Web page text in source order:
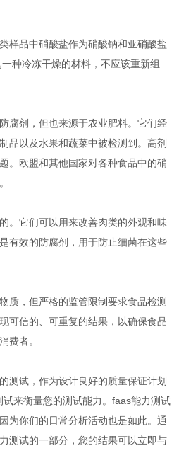
样品中硝酸盐作为硝酸钠和亚硝酸盐
种冷冻干燥的材料，不应该重新组
腐剂，但也来源于农业肥料。它们经
品以及水果和蔬菜中被检测到。高剂
。欧盟和其他国家对各种食品中的硝
。它们可以用来改善肉类的外观和味
有效的防腐剂，用于防止细菌在这些
质，但严格的监管限制要求食品检测
可信的、可重复的结果，以确保食品
费者。
测试，作为设计良好的质量保证计划
来衡量您的测试能力。faas能力测试
为你们的日常分析活动也是如此。通
测试的一部分，您的结果可以立即与